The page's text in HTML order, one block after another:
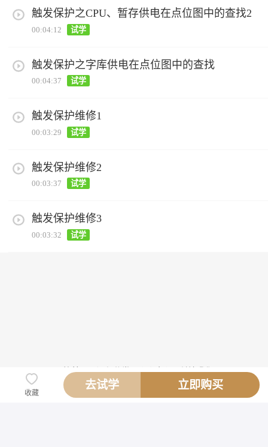
触发保护之CPU、暂存供电在点位图中的查找2
00:04:12 试学
触发保护之字库供电在点位图中的查找
00:04:37 试学
触发保护维修1
00:03:29 试学
触发保护维修2
00:03:37 试学
触发保护维修3
00:03:32 试学
收藏
去试学 立即购买
网校首页 课程分类 个人中心
关注我们
迅维提供技术支持